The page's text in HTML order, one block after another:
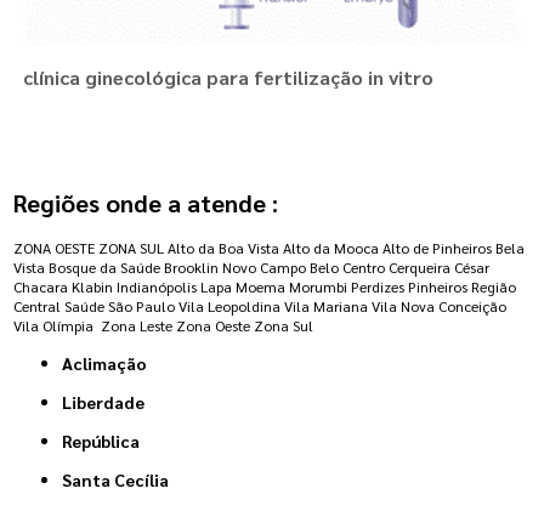
clínica ginecológica para fertilização in vitro
Regiões onde a atende :
ZONA OESTE ZONA SUL Alto da Boa Vista Alto da Mooca Alto de Pinheiros Bela
Vista Bosque da Saúde Brooklin Novo Campo Belo Centro Cerqueira César
Chacara Klabin Indianópolis Lapa Moema Morumbi Perdizes Pinheiros Região
Central Saúde São Paulo Vila Leopoldina Vila Mariana Vila Nova Conceição
Vila Olímpia Zona Leste Zona Oeste Zona Sul
Aclimação
Liberdade
República
Santa Cecília